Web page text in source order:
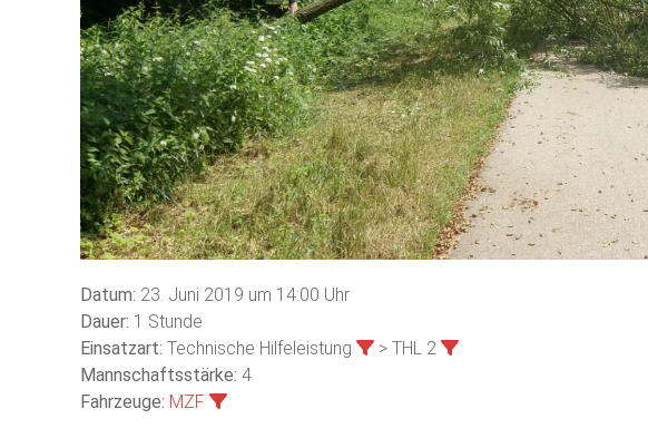
Datum: 23. Juni 2019 um 14:00 Uhr
Dauer: 1 Stunde
Einsatzart: Technische Hilfeleistung
> THL 2
Mannschaftsstärke: 4
Fahrzeuge: MZF